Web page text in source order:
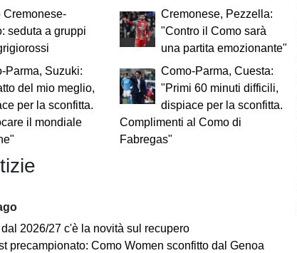
Cremonese-
seduta a gruppi
Cremonese, Pezzella:
"Contro il Como sarà
una partita emozionante"
Parma, Suzuki:
del mio meglio,
per la sconfitta.
il mondiale
Como-Parma, Cuesta:
"Primi 60 minuti difficili,
dispiace per la sconfitta.
Complimenti al Como di
Fabregas"
2026/27 c'è la novità sul recupero
precampionato: Como Women sconfitto dal Genoa